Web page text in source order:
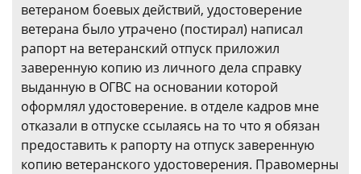
ветераном боевых действий, удостоверение
ветерана было утрачено (постирал) написал
рапорт на ветеранский отпуск приложил
заверенную копию из личного дела справку
выданную в ОГВС на основании которой
оформлял удостоверение. в отделе кадров мне
отказали в отпуске ссылаясь на то что я обязан
предоставить к рапорту на отпуск заверенную
копию ветеранского удостоверения. Правомерны